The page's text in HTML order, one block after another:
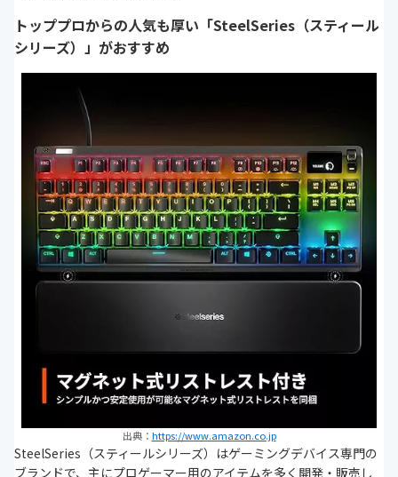
トッププロからの人気も厚い「SteelSeries（スティール
シリーズ）」がおすすめ
出典： https://www.amazon.co.jp
SteelSeries（スティールシリーズ）はゲーミングデバイス専門の
ブランドで、主にプロゲーマー用のアイテムを多く開発・販売し